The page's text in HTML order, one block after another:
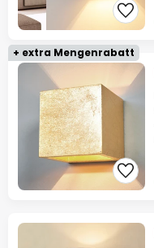
+ extra Mengenrabatt